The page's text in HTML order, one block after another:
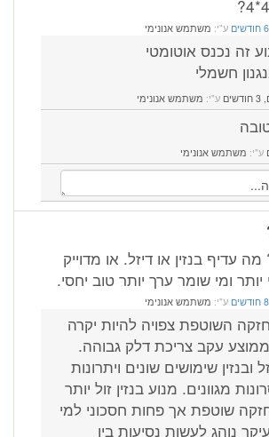
ע"י: משתמש אנונימי
זה נכנס אוטומטי
חשמלי
ע"י: משתמש אנונימי
ע"י: משתמש אנונימי
עדיף בנזין או דיזל. או מדוייק
יותר ומי שומר ערך יותר טוב יחסי.
ע"י: משתמש אנונימי
השוטפת צפויה להיות יקרה
עקב צריכת דלק גבוהה.
ובנזין שימושים שונים ויתרונות
מגוונים. מנוע בנזין זול יותר
שוטפת אך פחות חסכוני למי
נוהג לעשות נסיעות בין